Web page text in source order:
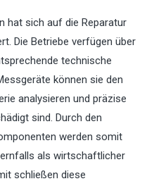
hat sich auf die Reparatur
Die Betriebe verfügen über
technische
können sie den
analysieren und präzise
sind. Durch den
werden somit
als wirtschaftlicher
schließen diese